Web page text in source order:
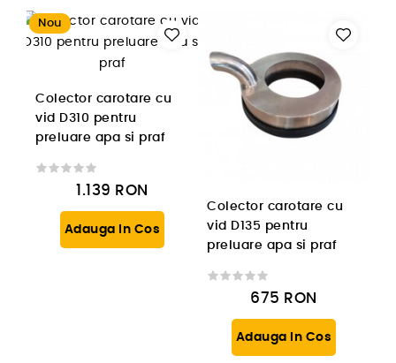
Nou
Colector carotare cu
vid D310 pentru
preluare apa si praf
1.139 RON
Adauga In Cos
Colector carotare cu
vid D135 pentru
preluare apa si praf
675 RON
Adauga In Cos